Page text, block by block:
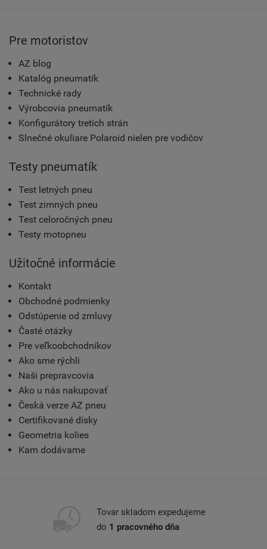
Pre motoristov
AZ blog
Katalóg pneumatík
Technické rady
Výrobcovia pneumatík
Konfigurátory tretích strán
Slnečné okuliare Polaroid nielen pre vodičov
Testy pneumatík
Test letných pneu
Test zimných pneu
Test celoročných pneu
Testy motopneu
Užitočné informácie
Kontakt
Obchodné podmienky
Odstúpenie od zmluvy
Časté otázky
Pre veľkoobchodníkov
Ako sme rýchli
Naši prepravcovia
Ako u nás nakupovať
Česká verze AZ pneu
Certifikované disky
Geometria kolies
Kam dodávame
Tovar skladom expedujeme
do 1 pracovného dňa